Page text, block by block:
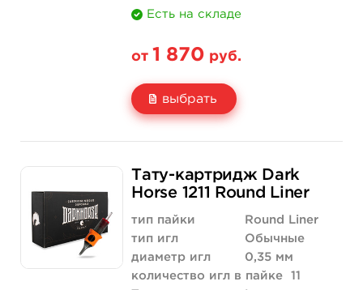
Есть на складе
от 1 870 руб.
выбрать
Количество
1 870 руб.
купить
Тату-картридж Dark
Horse 1211 Round Liner
тип пайки
Round Liner
тип игл
Обычные
диаметр игл
0,35 мм
количество игл в пайке
11